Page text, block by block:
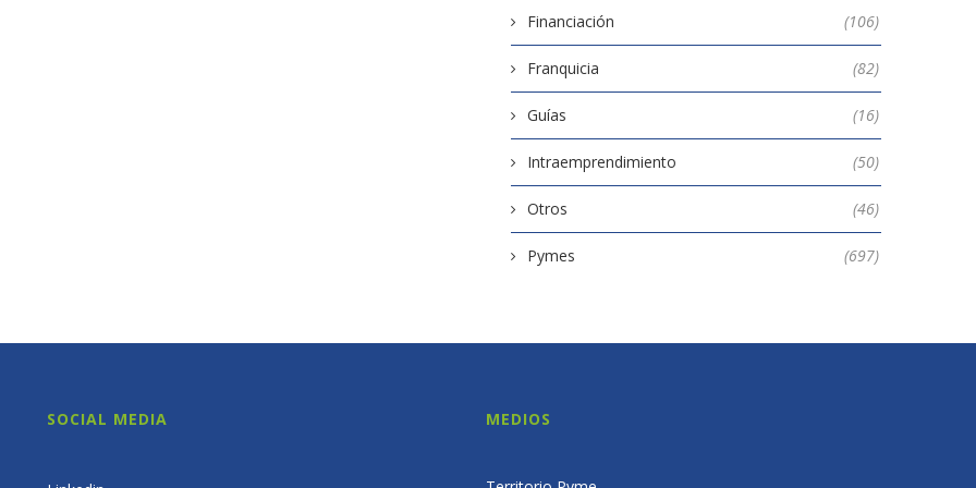
Financiación (106)
Franquicia (82)
Guías (16)
Intraemprendimiento (50)
Otros (46)
Pymes (697)
SOCIAL MEDIA MEDIOS